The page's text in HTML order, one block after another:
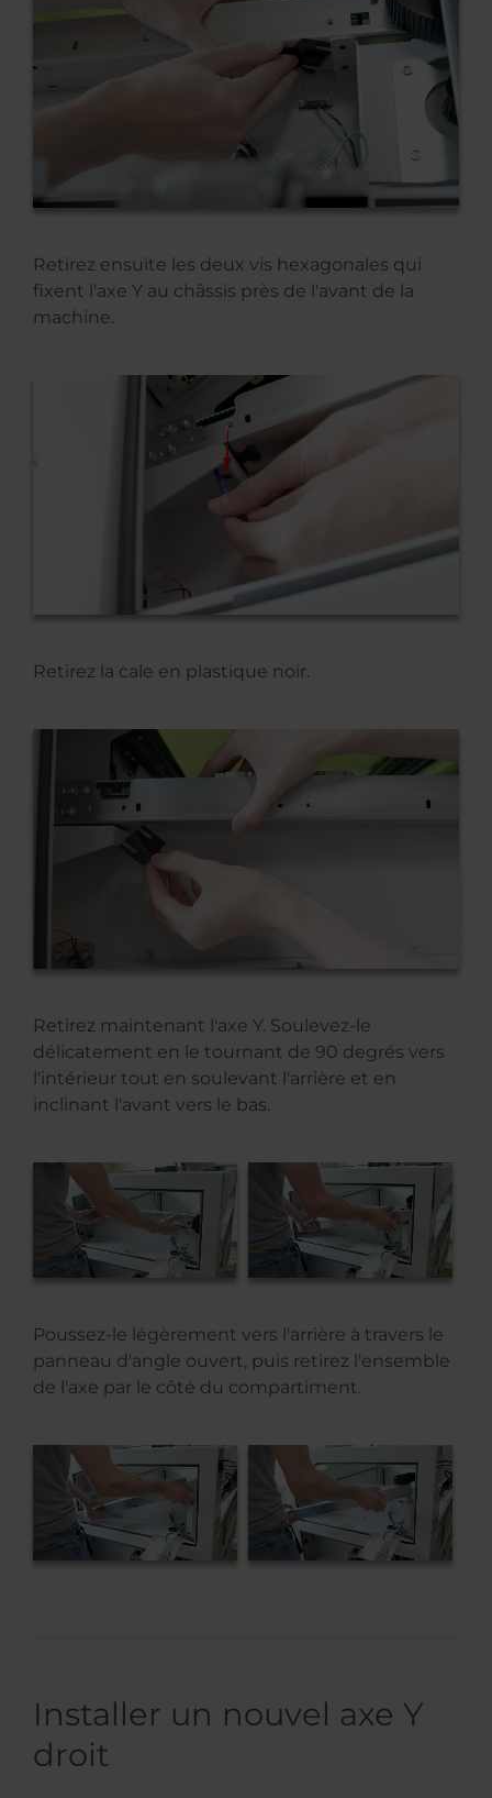
Retirez ensuite les deux vis hexagonales qui
fixent l'axe Y au châssis près de l'avant de la
machine.
Retirez la cale en plastique noir.
Retirez maintenant l'axe Y. Soulevez-le
délicatement en le tournant de 90 degrés vers
l'intérieur tout en soulevant l'arrière et en
inclinant l'avant vers le bas.
Poussez-le légèrement vers l'arrière à travers le
panneau d'angle ouvert, puis retirez l'ensemble
de l'axe par le côté du compartiment.
Installer un nouvel axe Y
droit